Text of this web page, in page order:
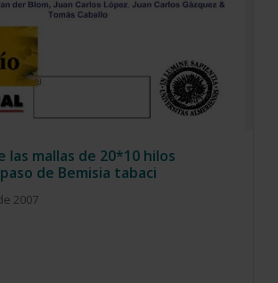
las mallas de 20*10 hilos
de Bemisia tabaci
2007